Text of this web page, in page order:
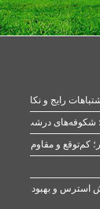
رایج و نکات طلایی
شکوفه‌های درشت در بهار